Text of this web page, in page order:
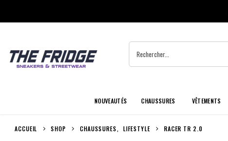
NOUVEAUTÉS CHAUSSURES VÊTEMENTS
ACCUEIL SHOP CHAUSSURES, LIFESTYLE RACER TR 2.0